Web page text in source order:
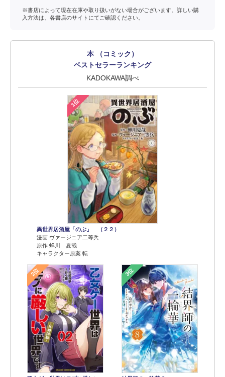
※書店によって現在在庫や取り扱いがない場合がございます。詳しい購
入方法は、各書店のサイトにてご確認ください。
本 （コミック）
ベストセラーランキング
KADOKAWA調べ
1位
異世界居酒屋「のぶ」 （２２）
漫画 ヴァージニア二等兵
原作 蝉川 夏哉
キャラクター原案 転
2位 3位